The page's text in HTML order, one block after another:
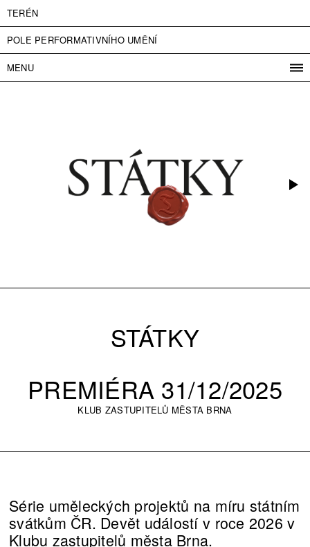
TERÉN
POLE PERFORMATIVNÍHO UMĚNÍ
MENU
STÁTKY
PREMIÉRA 31/12/2025
KLUB ZASTUPITELŮ MĚSTA BRNA
Série uměleckých projektů na míru státním
svátkům ČR. Devět událostí v roce 2026 v
Klubu zastupitelů města Brna.